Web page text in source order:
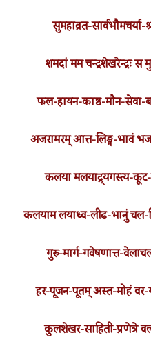
सुमहाव्रत-सार्वभौमचर्या-
शमदां मम चन्द्रशेखरेन्द्रः स
फल-हायन-काष्ठ-मौन-सेवा-
अजरामरम् आत्त-लिङ्ग-भावं
कलया मलयाद्र्यगस्त्य-
कलयाम लयाध्व-लीढ-भानुं चल-
गुरु-मार्ग-गवेषणात्त-
हर-पूजन-पूतम् अस्त-मोहं वर-
कुलशेखर-साहिती-प्रणेत्रे